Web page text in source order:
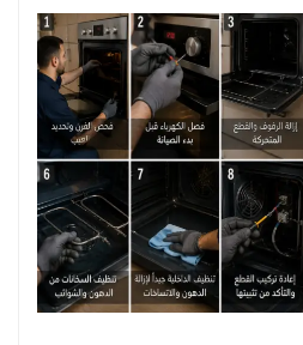
وإزالة الدهون بعناية دون الإضرا
من سلامة المكونات الكهربائ
تنظيف. الالتزام بالمواعيد وتن
وصول فني افران بالجبيل إلى م
وتقديم خدمة مرتبة وفعّالة.
العملاء للرد على الاستفسار
أو الواتساب؛ لذا إذا رغبت
إلى فني تصليح افران بال
سريعة واستشارة فنية موثو
صيانة أفران الغاز المتكاملة
دقيق وممنهج للشعلات ونظام الا